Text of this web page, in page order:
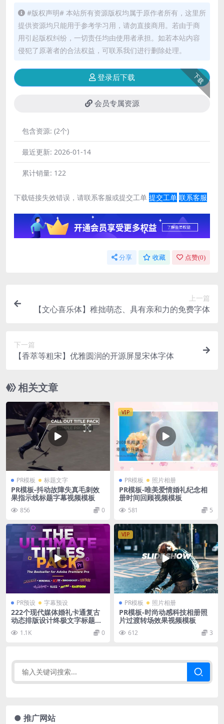
#版权声明# 本站所有资源版权均属于原作者所有，这里所
提供资源均只能用于参考学习用，请勿直接商用。若由于商
用引起版权纠纷，一切责任均由使用者承担。如若本站内容
侵犯了原著者的合法权益，可联系我们进行删除处理。
下载
登录后下载
会员专属资源
包含资源: (2个)
最近更新: 2026-01-14
累计销量: 122
下载链接失效错误，请联系客服或提交工单 提交工单 联系客服
分享 收藏 点赞(0)
上一篇
【文心喜乐体】稚拙萌态、具有亲和力的免费字体
下一篇
【香萃等粗宋】优雅圆润的开源屏显宋体字体
相关文章
PR模板 标题文字
PR模板-抖动故障失真毛刺效
果指示线标题字幕视频模板
856 0
VIP
PR模板 照片相册
PR模板-唯美爱情婚礼纪念相
册时间回顾视频模板
581 5
PR预设 字幕预设
222个现代媒体婚礼卡通复古
动态排版设计终极文字标题动
画预设 The Ultimate Titles
Pack1.1K 0
VIP
PR模板 照片相册
PR模板-时尚动感科技相册照
片过渡转场效果视频模板
612 3
● 推广网站